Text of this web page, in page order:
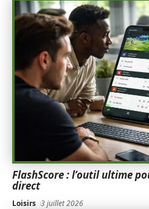
FlashScore : l’outil ultime
direct
Loisirs 3 juillet 2026